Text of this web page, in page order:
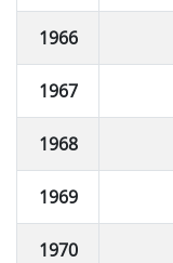
1966
1967
1968
1969
1970